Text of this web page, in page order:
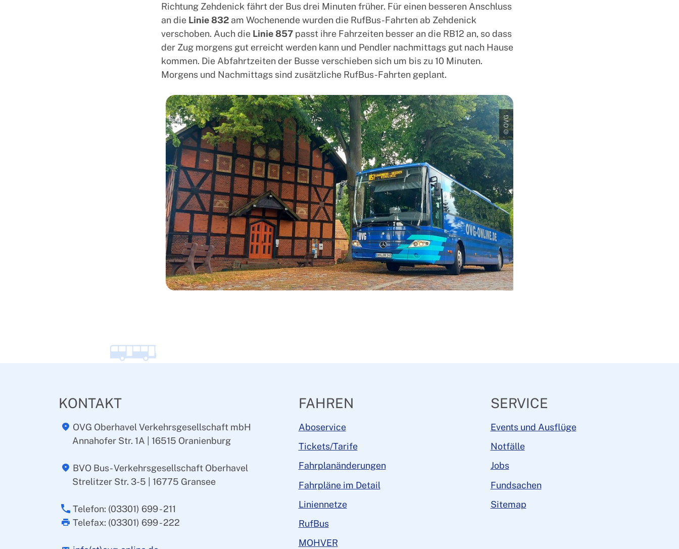
Richtung Zehdenick fährt der Bus drei Minuten früher. Für einen besseren Anschluss
an die Linie 832am Wochenende wurden die RufBus-Fahrten ab Zehdenick
verschoben. Auch die Linie 857passt ihre Fahrzeiten besser an die RB12 an, so dass
der Zug morgens gut erreicht werden kann und Pendler nachmittags gut nach Hause
kommen. Die Abfahrtzeiten der Busse verschieben sich um bis zu 10 Minuten.
Morgens und Nachmittags sind zusätzliche RufBus-Fahrten geplant.
© OVG
KONTAKT
OVG Oberhavel Verkehrsgesellschaft mbH
Annahofer Str. 1A | 16515 Oranienburg
BVO Bus- Verkehrsgesellschaft Oberhavel
Strelitzer Str. 3-5 | 16775 Gransee
Telefon: (03301) 699 - 211
Telefax: (03301) 699 - 222
FAHREN
Aboservice
Tickets/Tarife
Fahrplanänderungen
Fahrpläne im Detail
Liniennetze
RufBus
MOHVER
SERVICE
Events und Ausflüge
Notfälle
Jobs
Fundsachen
Sitemap